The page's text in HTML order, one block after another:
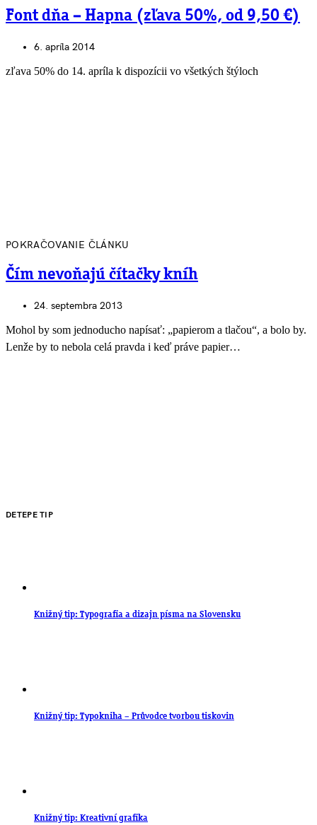
Font dňa – Hapna (zľava 50%, od 9,50 €)
6. apríla 2014
zľava 50% do 14. apríla k dispozícii vo všetkých štýloch
POKRAČOVANIE ČLÁNKU
Čím nevoňajú čítačky kníh
24. septembra 2013
Mohol by som jednoducho napísať: „papierom a tlačou“, a bolo by.
Lenže by to nebola celá pravda i keď práve papier…
DETEPE TIP
Knižný tip: Typografia a dizajn písma na Slovensku
Knižný tip: Typokniha – Průvodce tvorbou tiskovin
Knižný tip: Kreativní grafika